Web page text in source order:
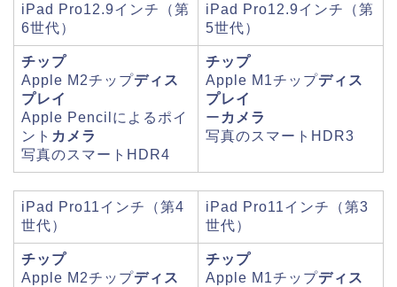
iPad Pro12.9インチ（第
6世代）
iPad Pro12.9インチ（第
5世代）
チップ
Apple M2チップディス
プレイ
Apple Pencilによるポイ
ント カメラ
写真のスマートHDR4
チップ
Apple M1チップディス
プレイ
ー カメラ
写真のスマートHDR3
iPad Pro11インチ（第4
世代）
iPad Pro11インチ（第3
世代）
チップ
Apple M2チップディス
チップ
Apple M1チップディス